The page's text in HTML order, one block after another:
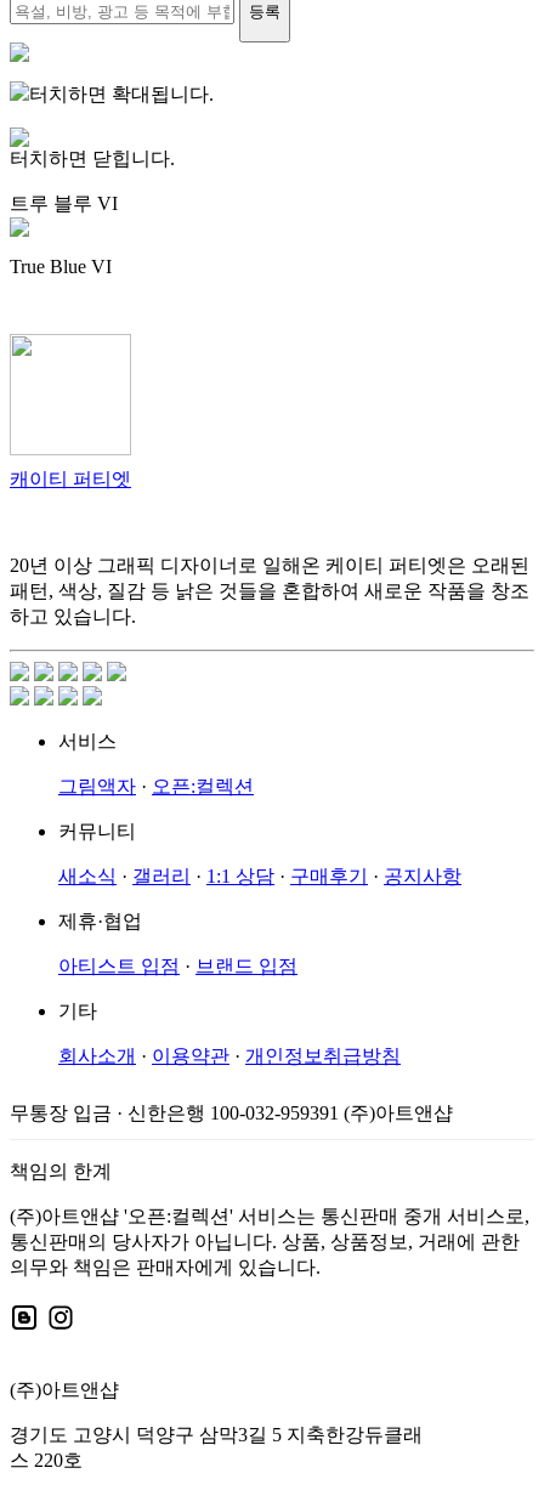
등록
터치하면 확대됩니다.
터치하면 닫힙니다.
트루 블루 VI
True Blue VI
캐이티 퍼티엣
20년 이상 그래픽 디자이너로 일해온 케이티 퍼티엣은 오래된
패턴, 색상, 질감 등 낡은 것들을 혼합하여 새로운 작품을 창조
하고 있습니다.
서비스
그림액자 · 오픈:컬렉션
커뮤니티
새소식 · 갤러리 · 1:1 상담 · 구매후기 · 공지사항
제휴·협업
아티스트 입점 · 브랜드 입점
기타
회사소개 · 이용약관 · 개인정보취급방침
무통장 입금 · 신한은행 100-032-959391 (주)아트앤샵
책임의 한계
(주)아트앤샵 '오픈:컬렉션' 서비스는 통신판매 중개 서비스로,
통신판매의 당사자가 아닙니다. 상품, 상품정보, 거래에 관한
의무와 책임은 판매자에게 있습니다.
(주)아트앤샵
경기도 고양시 덕양구 삼막3길 5 지축한강듀클래
스 220호